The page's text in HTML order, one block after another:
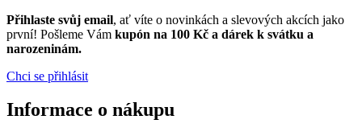
Přihlaste svůj email, ať víte o novinkách a slevových akcích jako
první! Pošleme Vám kupón na 100 Kč a dárek k svátku a
narozeninám.
Chci se přihlásit
Informace o nákupu